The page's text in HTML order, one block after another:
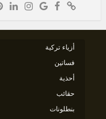
أزياء تركية
فساتين
أحذية
حقائب
بنطلونات